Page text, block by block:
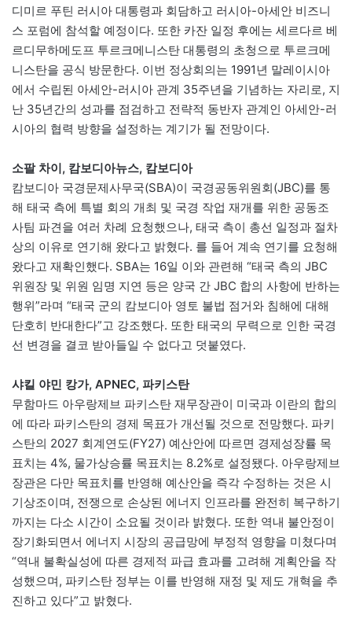
디미르 푸틴 러시아 대통령과 회담하고 러시아-아세안 비즈니
스 포럼에 참석할 예정이다. 또한 카잔 일정 후에는 세르다르 베
르디무하메도프 투르크메니스탄 대통령의 초청으로 투르크메
니스탄을 공식 방문한다. 이번 정상회의는 1991년 말레이시아
에서 수립된 아세안-러시아 관계 35주년을 기념하는 자리로, 지
난 35년간의 성과를 점검하고 전략적 동반자 관계인 아세안-러
시아의 협력 방향을 설정하는 계기가 될 전망이다.
소팔 차이, 캄보디아뉴스, 캄보디아
캄보디아 국경문제사무국(SBA)이 국경공동위원회(JBC)를 통
해 태국 측에 특별 회의 개최 및 국경 작업 재개를 위한 공동조
사팀 파견을 여러 차례 요청했으나, 태국 측이 총선 일정과 절차
상의 이유로 연기해 왔다고 밝혔다. 를 들어 계속 연기를 요청해
왔다고 재확인했다. SBA는 16일 이와 관련해 “태국 측의 JBC
위원장 및 위원 임명 지연 등은 양국 간 JBC 합의 사항에 반하는
행위”라며 “태국 군의 캄보디아 영토 불법 점거와 침해에 대해
단호히 반대한다”고 강조했다. 또한 태국의 무력으로 인한 국경
선 변경을 결코 받아들일 수 없다고 덧붙였다.
샤킬 야민 캉가, APNEC, 파키스탄
무함마드 아우랑제브 파키스탄 재무장관이 미국과 이란의 합의
에 따라 파키스탄의 경제 목표가 개선될 것으로 전망했다. 파키
스탄의 2027 회계연도(FY27) 예산안에 따르면 경제성장률 목
표치는 4%, 물가상승률 목표치는 8.2%로 설정됐다. 아우랑제브
장관은 다만 목표치를 반영해 예산안을 즉각 수정하는 것은 시
기상조이며, 전쟁으로 손상된 에너지 인프라를 완전히 복구하기
까지는 다소 시간이 소요될 것이라 밝혔다. 또한 역내 불안정이
장기화되면서 에너지 시장의 공급망에 부정적 영향을 미쳤다며
“역내 불확실성에 따른 경제적 파급 효과를 고려해 계획안을 작
성했으며, 파키스탄 정부는 이를 반영해 재정 및 제도 개혁을 추
진하고 있다”고 밝혔다.